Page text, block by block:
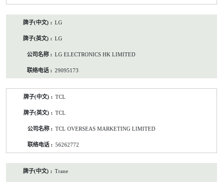
子
电
LG
LG
LG ELECTRONICS HK LIMITED
29095173
TCL
TCL
TCL OVERSEAS MARKETING LIMITED
56262772
Trane